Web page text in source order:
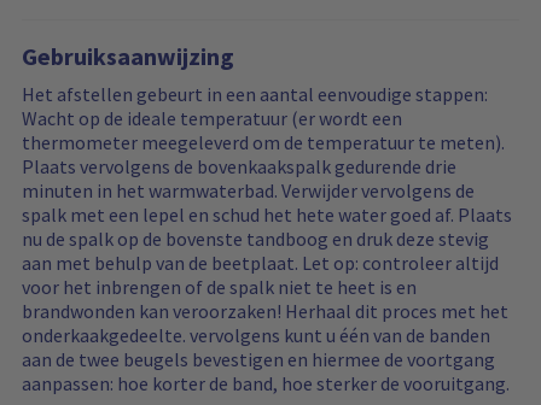
Gebruiksaanwijzing
Het afstellen gebeurt in een aantal eenvoudige stappen:
Wacht op de ideale temperatuur (er wordt een
thermometer meegeleverd om de temperatuur te meten).
Plaats vervolgens de bovenkaakspalk gedurende drie
minuten in het warmwaterbad. Verwijder vervolgens de
spalk met een lepel en schud het hete water goed af. Plaats
nu de spalk op de bovenste tandboog en druk deze stevig
aan met behulp van de beetplaat. Let op: controleer altijd
voor het inbrengen of de spalk niet te heet is en
brandwonden kan veroorzaken! Herhaal dit proces met het
onderkaakgedeelte. vervolgens kunt u één van de banden
aan de twee beugels bevestigen en hiermee de voortgang
aanpassen: hoe korter de band, hoe sterker de vooruitgang.